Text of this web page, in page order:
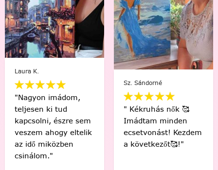
W. Katalin
"A csomagolással,
válaszadással,
gyorsasággal
maximálisan meg
voltam elégedve.
Anyukámnak a
szülinapi ajándéka
kezemben a
"legnagyobb"
kedvencem, a
háttérben pedig a
többi kedvencem 😍"